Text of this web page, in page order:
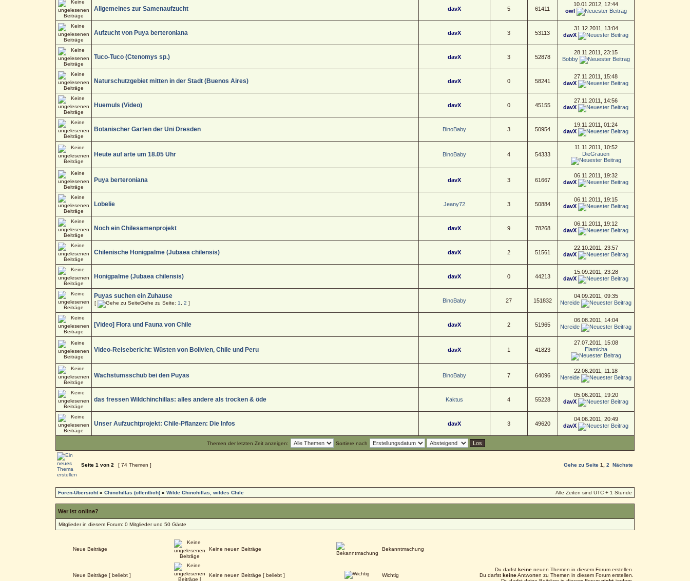
Allgemeines zur Samenaufzucht davX 5 61411
10.01.2012, 12:44
owl
Aufzucht von Puya berteroniana davX 3 53113
31.12.2011, 13:04
davX
Tuco-Tuco (Ctenomys sp.) davX 3 52878
28.11.2011, 23:15
Bobby
Naturschutzgebiet mitten in der Stadt (Buenos Aires) davX 0 58241
27.11.2011, 15:48
davX
Huemuls (Video) davX 0 45155
27.11.2011, 14:56
davX
Botanischer Garten der Uni Dresden BinoBaby 3 50954
19.11.2011, 01:24
davX
Heute auf arte um 18.05 Uhr BinoBaby 4 54333
11.11.2011, 10:52
DieGrauen
Puya berteroniana davX 3 61667
06.11.2011, 19:32
davX
Lobelie Jeany72 3 50884
06.11.2011, 19:15
davX
Noch ein Chilesamenprojekt davX 9 78268
06.11.2011, 19:12
davX
Chilenische Honigpalme (Jubaea chilensis) davX 2 51561
22.10.2011, 23:57
davX
Honigpalme (Jubaea chilensis) davX 0 44213
15.09.2011, 23:28
davX
Puyas suchen ein Zuhause
[ Gehe zu Seite: 1 2 ] BinoBaby 27 151832
04.09.2011, 09:35
Nereide
[Video] Flora und Fauna von Chile davX 2 51965
06.08.2011, 14:04
Nereide
Video-Reisebericht: Wüsten von Bolivien, Chile und Peru davX 1 41823
27.07.2011, 15:08
Elamicha
Wachstumsschub bei den Puyas BinoBaby 7 64096
22.06.2011, 11:18
Nereide
das fressen Wildchinchillas: alles andere als trocken & öde Kaktus 4 55228
05.06.2011, 19:20
davX
Unser Aufzuchtprojekt: Chile-Pflanzen: Die Infos davX 3 49620
04.06.2011, 20:49
davX
Themen der letzten Zeit anzeigen: Sortiere nach
Seite 1 von 2 [ 74 Themen ] Gehe zu Seite 1 2 Nächste
Foren-Übersicht» Chinchillas (öffentlich)» Wilde Chinchillas, wildes Chile Alle Zeiten sind UTC + 1 Stunde
Wer ist online?
Mitglieder in diesem Forum: 0 Mitglieder und 50 Gäste
Neue Beiträge Keine neuen Beiträge Bekanntmachung
Neue Beiträge [ beliebt ] Keine neuen Beiträge [ beliebt ] Wichtig
Du darfst keineneuen Themen in diesem Forum erstellen.
Du darfst keineAntworten zu Themen in diesem Forum erstellen.